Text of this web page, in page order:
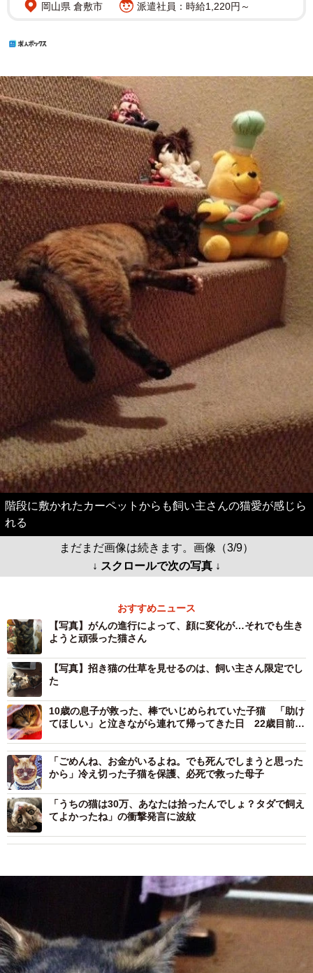
岡山県 倉敷市
派遣社員：時給1,220円～
階段に敷かれたカーペットからも飼い主さんの猫愛が感じら
れる
まだまだ画像は続きます。画像（3/9）
↓ スクロールで次の写真 ↓
おすすめニュース
【写真】がんの進行によって、顔に変化が…それでも生き
ようと頑張った猫さん
【写真】招き猫の仕草を見せるのは、飼い主さん限定でし
た
10歳の息子が救った、棒でいじめられていた子猫 「助け
てほしい」と泣きながら連れて帰ってきた日 22歳目前の
「ごめんね、お金がいるよね。でも死んでしまうと思った
から」冷え切った子猫を保護、必死で救った母子
「うちの猫は30万、あなたは拾ったんでしょ？タダで飼え
てよかったね」の衝撃発言に波紋